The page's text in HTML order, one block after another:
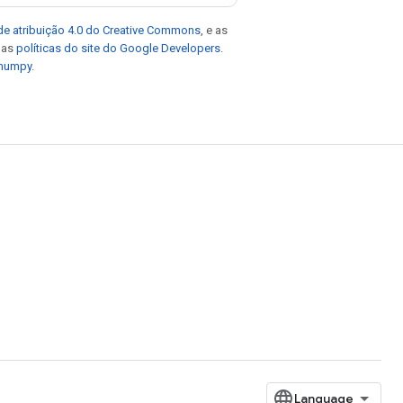
atribuição 4.0 do Creative Commons , e as
políticas do site do Google Developers
.